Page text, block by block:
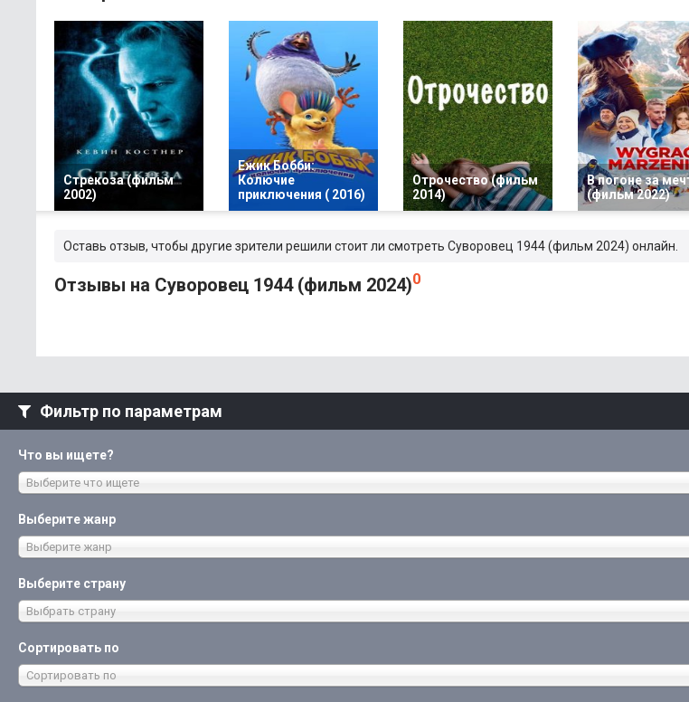
Стрекоза (фильм
2002)
Ежик Бобби:
Колючие
приключения ( 2016)
Отрочество (фильм
2014)
В погоне за
(фильм 2022)
Оставь отзыв, чтобы другие зрители решили стоит ли смотреть Суворовец 1944 (фильм 2024) онлайн.
Отзывы на Суворовец 1944 (фильм 2024)0
Фильтр по параметрам
Что вы ищете?
Выберите что ищете
Выберите жанр
Выберите жанр
Выберите страну
Выбрать страну
Сортировать по
Сортировать по